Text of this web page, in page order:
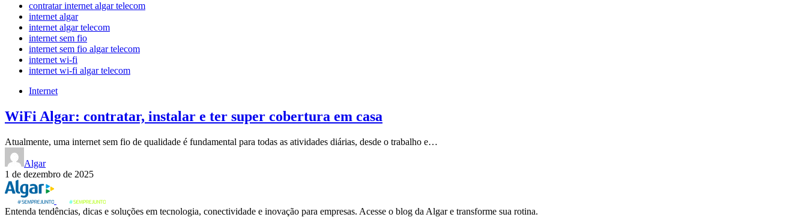
contratar internet algar telecom
internet algar
internet algar telecom
internet sem fio
internet sem fio algar telecom
internet wi-fi
internet wi-fi algar telecom
Internet
WiFi Algar: contratar, instalar e ter super cobertura em casa
Atualmente, uma internet sem fio de qualidade é fundamental para todas as atividades diárias, desde o trabalho e…
Algar
1 de dezembro de 2025
Entenda tendências, dicas e soluções em tecnologia, conectividade e inovação para empresas. Acesse o blog da Algar e transforme sua rotina.